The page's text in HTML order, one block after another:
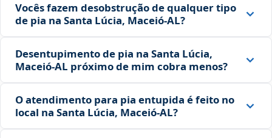
Vocês fazem desobstrução de qualquer tipo
de pia na Santa Lúcia, Maceió‑AL?
Desentupimento de pia na Santa Lúcia,
Maceió‑AL próximo de mim cobra menos?
O atendimento para pia entupida é feito no
local na Santa Lúcia, Maceió‑AL?